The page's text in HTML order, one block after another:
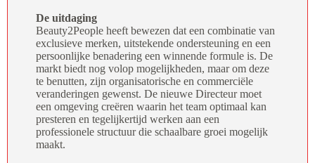
De uitdaging
Beauty2People heeft bewezen dat een combinatie van
exclusieve merken, uitstekende ondersteuning en een
persoonlijke benadering een winnende formule is. De
markt biedt nog volop mogelijkheden, maar om deze
te benutten, zijn organisatorische en commerciële
veranderingen gewenst. De nieuwe Directeur moet
een omgeving creëren waarin het team optimaal kan
presteren en tegelijkertijd werken aan een
professionele structuur die schaalbare groei mogelijk
maakt.